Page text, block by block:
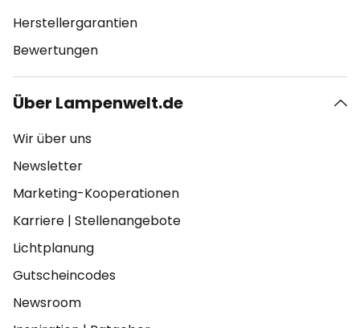
Herstellergarantien
Bewertungen
Über Lampenwelt.de
Wir über uns
Newsletter
Marketing-Kooperationen
Karriere | Stellenangebote
Lichtplanung
Gutscheincodes
Newsroom